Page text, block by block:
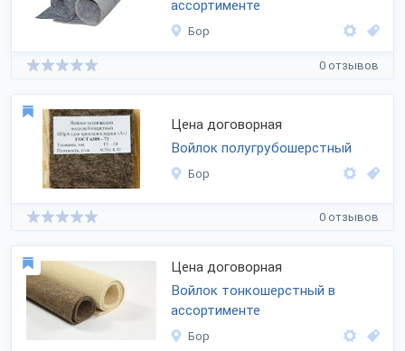
ассортименте
Бор
0 отзывов
Цена договорная
Войлок полугрубошерстный
Бор
0 отзывов
Цена договорная
Войлок тонкошерстный в
ассортименте
Бор